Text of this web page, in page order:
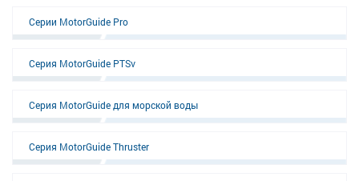
Серии MotorGuide Pro
Серия MotorGuide PTSv
Серия MotorGuide для морской воды
Серия MotorGuide Thruster